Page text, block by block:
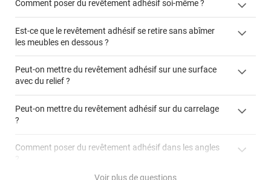
Comment poser du revêtement adhésif soi-même ?
« Comment poser un revêtement adhésif ? »
Est-ce que le revêtement adhésif se retire sans abîmer
les meubles en dessous ?
colle
Peut-on mettre du revêtement adhésif sur une surface
avec du relief ?
Peut-on mettre du revêtement adhésif sur du carrelage
?
Comment poser du revêtement adhésif dans les angles
Voir plus de questions